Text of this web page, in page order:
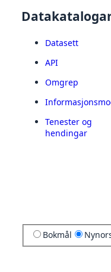
Datasett
API
Omgrep
Tenester og
hendingar
Bokmål